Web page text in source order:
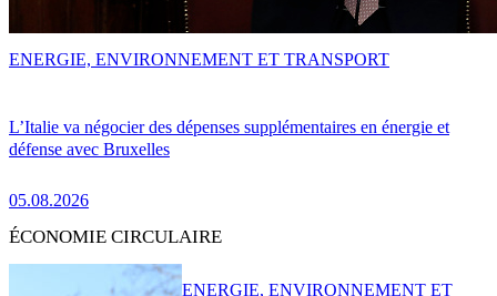
L’Italie va négocier des dépenses supplémentaires en énergie et
défense avec Bruxelles
05.08.2026
ENERGIE, ENVIRONNEMENT ET TRANSPORT
ÉCONOMIE CIRCULAIRE
ENERGIE, ENVIRONNEMENT ET